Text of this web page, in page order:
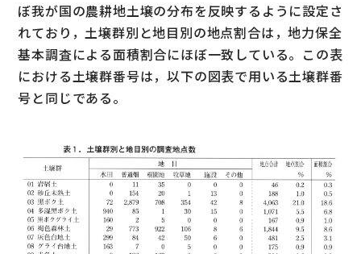
ぼ我が国の農耕地土壌の分布を反映するように設定さ
れており，土壌群別と地目別の地点割合は，地力保全
基本調査による面積割合にほぼ一致している。この表
における土壌群番号は，以下の図表で用いる土壌群番
号と同じである。